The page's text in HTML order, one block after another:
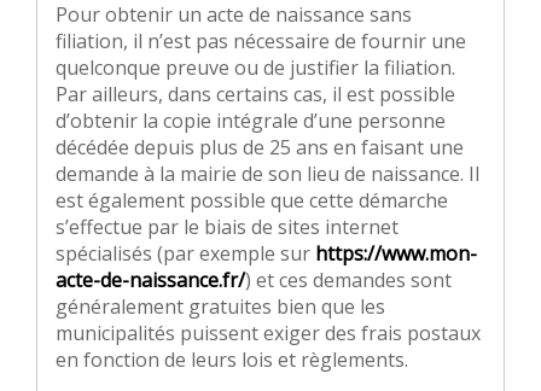
Pour obtenir un acte de naissance sans
filiation, il n’est pas nécessaire de fournir une
quelconque preuve ou de justifier la filiation.
Par ailleurs, dans certains cas, il est possible
d’obtenir la copie intégrale d’une personne
décédée depuis plus de 25 ans en faisant une
demande à la mairie de son lieu de naissance. Il
est également possible que cette démarche
s’effectue par le biais de sites internet
spécialisés (par exemple sur https://www.mon-
acte-de-naissance.fr/) et ces demandes sont
généralement gratuites bien que les
municipalités puissent exiger des frais postaux
en fonction de leurs lois et règlements.